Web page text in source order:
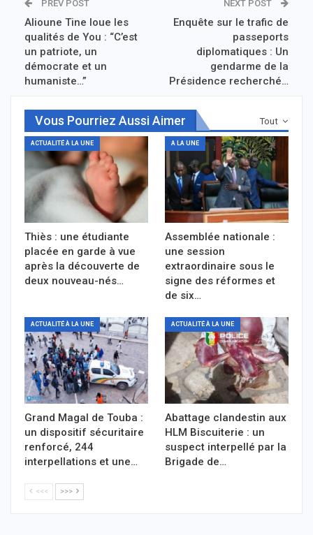
PREV POST
Alioune Tine loue les
qualités de You : “C’est
un patriote, un
démocrate et un
humaniste…”
NEXT POST
Enquête sur le trafic de
passeports
diplomatiques : Un
gendarme de la
Présidence recherché…
Tout
Vous Pourriez Aussi Aimer
ACTUALITÉ À LA UNE
Thiès : une étudiante
placée en garde à vue
après la découverte de
deux nouveau-nés…
A LA UNE
Assemblée nationale :
une session
extraordinaire sous le
signe des réformes et
de six…
ACTUALITÉ À LA UNE
Grand Magal de Touba :
un dispositif sécuritaire
renforcé, 244
interpellations et une…
ACTUALITÉ À LA UNE
Abattage clandestin aux
HLM Biscuiterie : un
suspect interpellé par la
Brigade de…
<<< >>>